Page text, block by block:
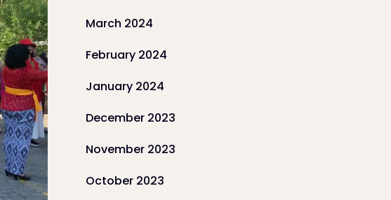
March 2024
February 2024
January 2024
December 2023
November 2023
October 2023